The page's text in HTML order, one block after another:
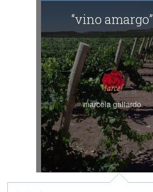
“vino amargo”
marcela gallardo